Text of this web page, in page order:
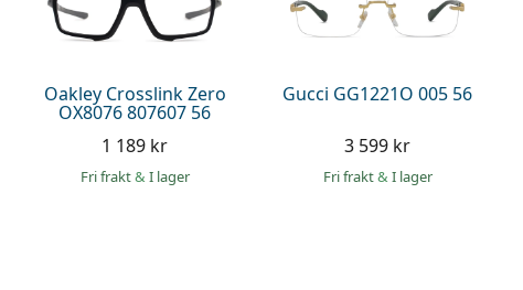
Oakley Crosslink Zero
OX8076 807607 56
1 189 kr
Fri frakt& I lager
Gucci GG1221O 005 56
3 599 kr
Fri frakt& I lager